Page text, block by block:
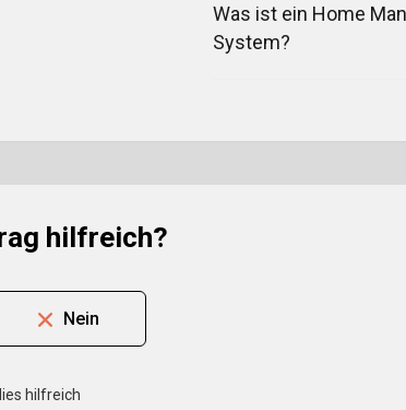
Was ist ein Home
System?
hilfreich?
Nein
hilfreich